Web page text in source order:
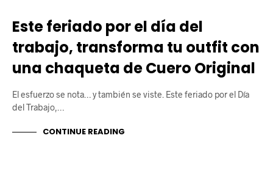
Este feriado por el día del
trabajo, transforma tu outfit con
una chaqueta de Cuero Original
El esfuerzo se nota… y también se viste. Este feriado por el Día
del Trabajo,…
CONTINUE READING